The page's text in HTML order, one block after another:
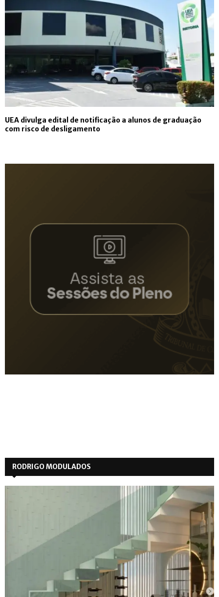
UEA divulga edital de notificação a alunos de graduação
com risco de desligamento
RODRIGO MODULADOS